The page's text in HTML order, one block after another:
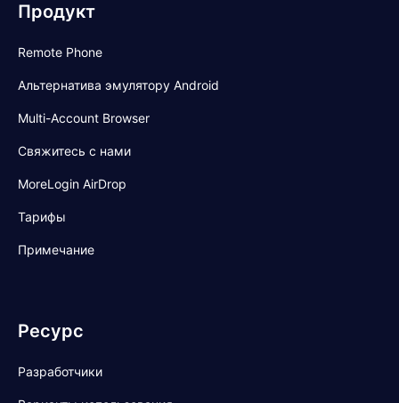
Продукт
Remote Phone
Альтернатива эмулятору Android
Multi-Account Browser
Свяжитесь с нами
MoreLogin AirDrop
Тарифы
Примечание
Ресурс
Разработчики